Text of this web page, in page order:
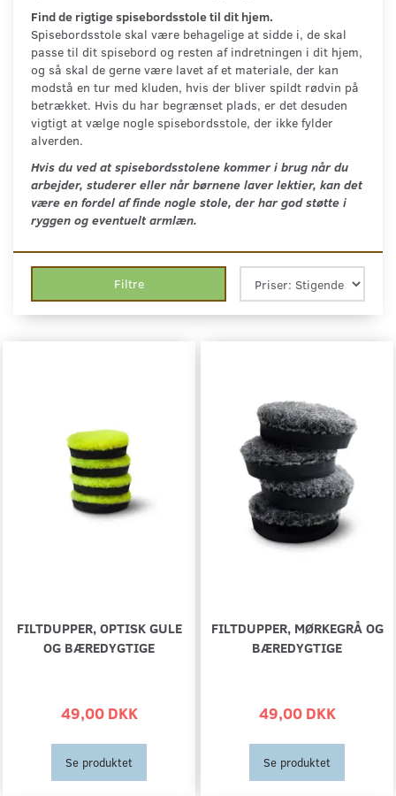
Find de rigtige spisebordsstole til dit hjem.
Spisebordsstole skal være behagelige at sidde i, de skal
passe til dit spisebord og resten af indretningen i dit hjem,
og så skal de gerne være lavet af et materiale, der kan
modstå en tur med kluden, hvis der bliver spildt rødvin på
betrækket. Hvis du har begrænset plads, er det desuden
vigtigt at vælge nogle spisebordsstole, der ikke fylder
alverden.
Hvis du ved at spisebordsstolene kommer i brug når du
arbejder, studerer eller når børnene laver lektier, kan det
være en fordel af finde nogle stole, der har god støtte i
ryggen og eventuelt armlæn.
Filtre
FILTDUPPER, OPTISK GULE
OG BÆREDYGTIGE
49,00 DKK
Se produktet
FILTDUPPER, MØRKEGRÅ OG
BÆREDYGTIGE
49,00 DKK
Se produktet